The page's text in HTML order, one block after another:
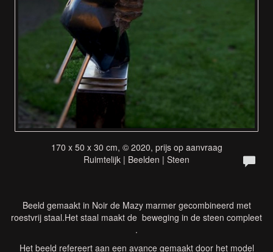
170 x 50 x 30 cm, © 2020, prijs op aanvraag
Ruimtelijk | Beelden | Steen
Beeld gemaakt in Noir de Mazy marmer gecombineerd met
roestvrij staal.Het staal maakt de beweging in de steen compleet
.
Het beeld refereert aan een avance gemaakt door het model